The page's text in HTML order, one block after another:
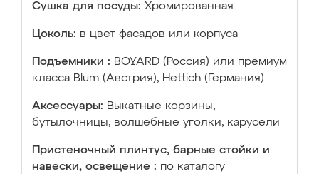
Сушка для посуды: Хромированная
Цоколь: в цвет фасадов или корпуса
Подъемники : BOYARD (Россия) или премиум
класса Blum (Австрия), Hettich (Германия)
Аксессуары: Выкатные корзины,
бутылочницы, волшебные уголки, карусели
Пристеночный плинтус, барные стойки и
навески, освещение : по каталогу